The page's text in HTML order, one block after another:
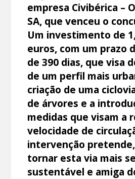
empresa Civibérica –
SA, que venceu o
Um investimento de
euros, com um prazo
de 390 dias, que visa
de um perfil mais
criação de uma
de árvores e a
medidas que visam a
velocidade de
intervenção
tornar esta via mais
sustentável e amiga